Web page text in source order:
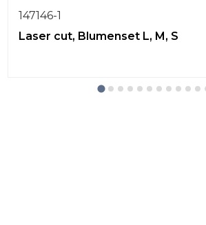
147146-1
Laser cut, Blumenset L, M, S